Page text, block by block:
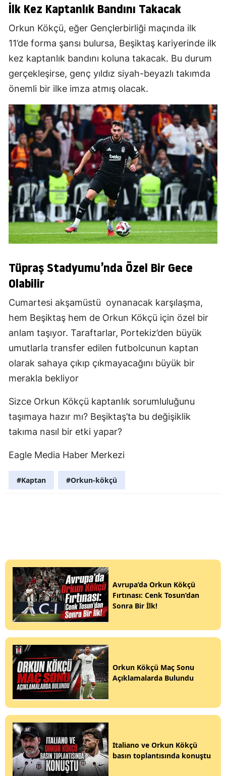
İlk Kez Kaptanlık Bandını Takacak
Orkun Kökçü, eğer Gençlerbirliği maçında ilk
11’de forma şansı bulursa, Beşiktaş kariyerinde ilk
kez kaptanlık bandını koluna takacak. Bu durum
gerçekleşirse, genç yıldız siyah-beyazlı takımda
önemli bir ilke imza atmış olacak.
Tüpraş Stadyumu’nda Özel Bir Gece
Olabilir
Cumartesi akşamüstü oynanacak karşılaşma,
hem Beşiktaş hem de Orkun Kökçü için özel bir
anlam taşıyor. Taraftarlar, Portekiz’den büyük
umutlarla transfer edilen futbolcunun kaptan
olarak sahaya çıkıp çıkmayacağını büyük bir
merakla bekliyor
Sizce Orkun Kökçü kaptanlık sorumluluğunu
taşımaya hazır mı? Beşiktaş’ta bu değişiklik
takıma nasıl bir etki yapar?
Eagle Media Haber Merkezi
#Kaptan #Orkun-kökçü
Avrupa’da Orkun Kökçü
Fırtınası: Cenk Tosun’dan
Sonra Bir İlk!
Orkun Kökçü Maç Sonu
Açıklamalarda Bulundu
Italiano ve Orkun Kökçü
basın toplantısında konuştu